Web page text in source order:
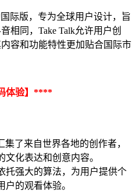
际版，专为全球用户设计，旨
相同，Take Talk允许用户创
容和功能特性更加贴合国际市
体验】****
集了来自世界各地的创作者，
化表达和创意内容。
托强大的算法，为用户提供个
的观看体验。